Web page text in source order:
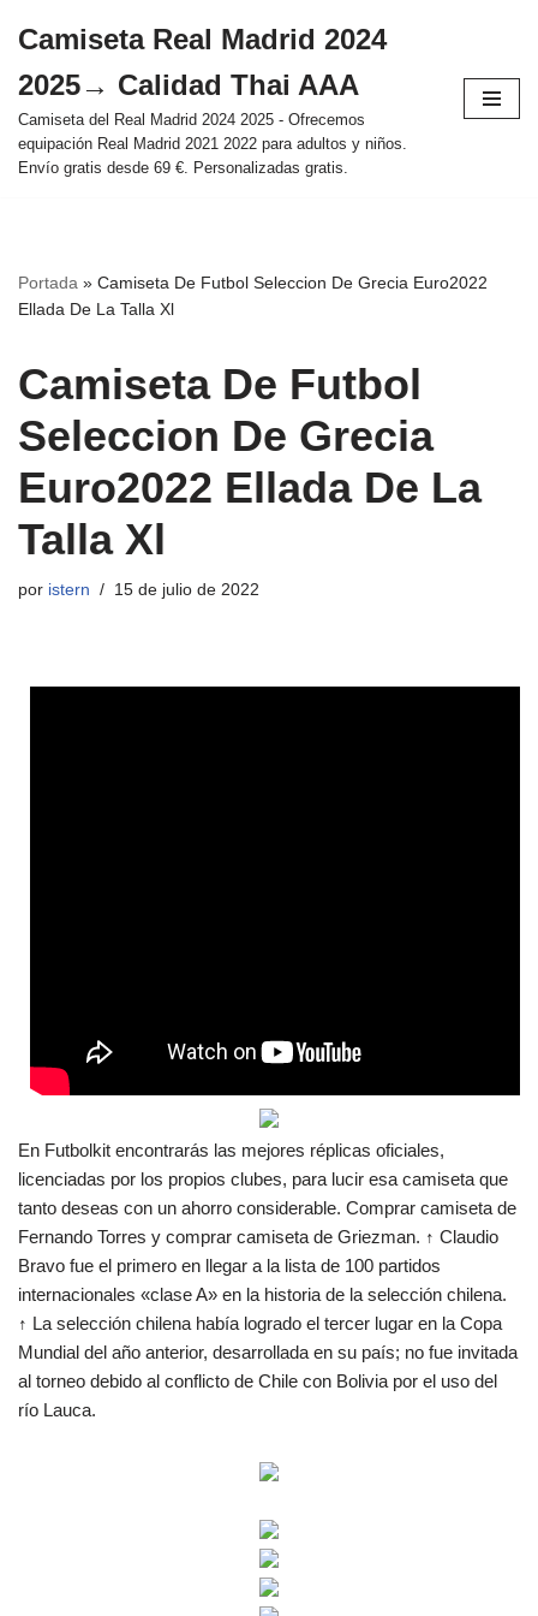
al
contenido
Camiseta Real Madrid 2024
2025→ Calidad Thai AAA
Camiseta del Real Madrid 2024 2025 - Ofrecemos
equipación Real Madrid 2021 2022 para adultos y niños.
Envío gratis desde 69 €. Personalizadas gratis.
Portada » Camiseta De Futbol Seleccion De Grecia Euro2022
Ellada De La Talla Xl
Camiseta De Futbol
Seleccion De Grecia
Euro2022 Ellada De La
Talla Xl
por istern 15 de julio de 2022
En Futbolkit encontrarás las mejores réplicas oficiales,
licenciadas por los propios clubes, para lucir esa camiseta que
tanto deseas con un ahorro considerable. Comprar camiseta de
Fernando Torres y comprar camiseta de Griezman. ↑ Claudio
Bravo fue el primero en llegar a la lista de 100 partidos
internacionales «clase A» en la historia de la selección chilena.
↑ La selección chilena había logrado el tercer lugar en la Copa
Mundial del año anterior, desarrollada en su país; no fue invitada
al torneo debido al conflicto de Chile con Bolivia por el uso del
río Lauca.